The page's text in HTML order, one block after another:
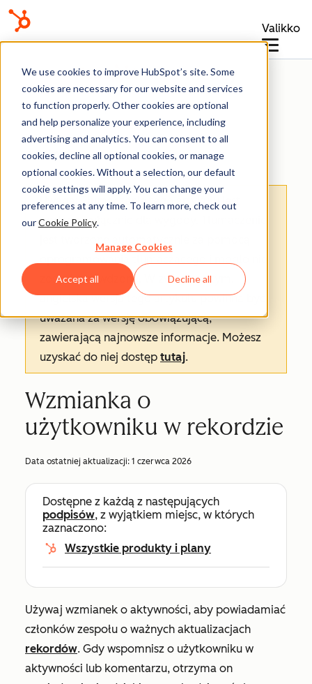
We use cookies to improve HubSpot’s site. Some
cookies are necessary for our website and services
to function properly. Other cookies are optional
and help personalize your experience, including
advertising and analytics. You can consent to all
cookies, decline all optional cookies, or manage
optional cookies. Without a selection, our default
cookie settings will apply. You can change your
preferences at any time. To learn more, check out
ourCookie Policy.
Manage Cookies
Accept all Decline all
Valikko
Baza wiedzy
Rekordy
Uwaga: Tłumaczenie tego artykułu jest
podane wyłącznie dla wygody. Tłumaczenie
zostać sprawdzone. W związku z tym,
angielska wersja tego artykułu powinna być
uważana za wersję obowiązującą,
zawierającą najnowsze informacje. Możesz
uzyskać do niej dostęp tutaj.
Wzmianka o
użytkowniku w rekordzie
Data ostatniej aktualizacji: 1 czerwca 2026
Dostępne z każdą z następujących
podpisów, z wyjątkiem miejsc, w których
zaznaczono:
Wszystkie produkty i plany
Używaj wzmianek o aktywności, aby powiadamiać
członków zespołu o ważnych aktualizacjach
rekordów. Gdy wspomnisz o użytkowniku w
aktywności lub komentarzu, otrzyma on